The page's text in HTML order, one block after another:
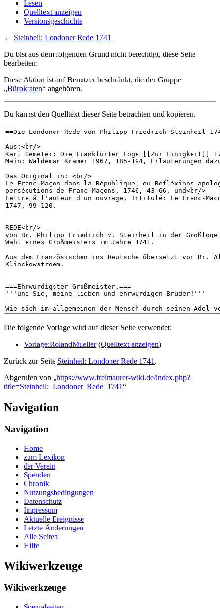
Lesen
Quelltext anzeigen
Versionsgeschichte
← Steinheil: Londoner Rede 1741
Du bist aus dem folgenden Grund nicht berechtigt, diese Seite
bearbeiten:
Diese Aktion ist auf Benutzer beschränkt, die der Gruppe
„Bürokraten“ angehören.
Du kannst den Quelltext dieser Seite betrachten und kopieren.
Die folgende Vorlage wird auf dieser Seite verwendet:
Vorlage:RolandMueller(Quelltext anzeigen)
Zurück zur Seite Steinheil: Londoner Rede 1741 .
Abgerufen von „https://www.freimaurer-wiki.de/index.php?
title=Steinheil:_Londoner_Rede_1741“
Navigation
Navigation
Home
zum Lexikon
der Verein
Spenden
Chronik
Nutzungsbedingungen
Datenschutz
Impressum
Aktuelle Ereignisse
Letzte Änderungen
Alle Seiten
Hilfe
Wikiwerkzeuge
Wikiwerkzeuge